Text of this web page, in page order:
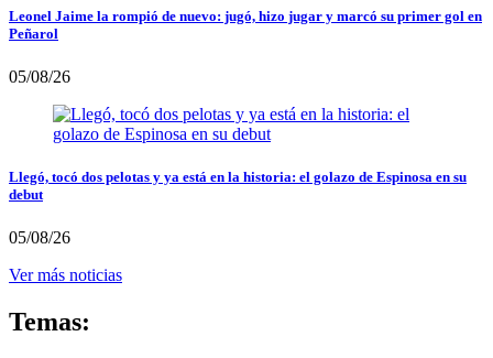
Leonel Jaime la rompió de nuevo: jugó, hizo jugar y marcó su primer gol en
Peñarol
05/08/26
Llegó, tocó dos pelotas y ya está en la historia: el golazo de Espinosa en su
debut
05/08/26
Ver más noticias
Temas: